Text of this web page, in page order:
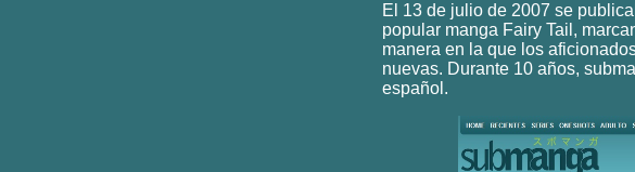
El 13 de julio de 2007 se
popular manga Fairy Tail,
manera en la que los
nuevas. Durante 10 años,
español.